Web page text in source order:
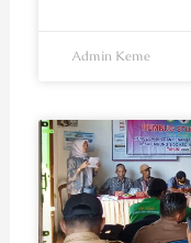
Admin Keme